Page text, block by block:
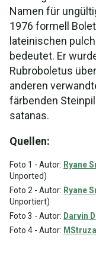
Namen für
1976 formell
lateinischen
bedeutet. Er
Rubroboletus
anderen
färbenden
satanas.
Quellen:
Foto 1 - Autor: Ryane
Unported)
Foto 2 - Autor: Ryane
Unportiert)
Foto 3 - Autor: Darvin
Foto 4 - Autor: